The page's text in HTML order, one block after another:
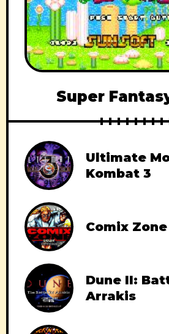
Super
Ultimate
Kombat 3
Comix Zone
Dune II:
Arrakis